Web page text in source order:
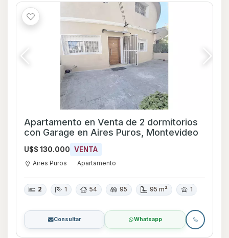
Apartamento en Venta de 2 dormitorios
con Garage en Aires Puros, Montevideo
U$S 130.000 VENTA
Aires Puros Apartamento
2 1 54 95 95 m² 1
Consultar Whatsapp